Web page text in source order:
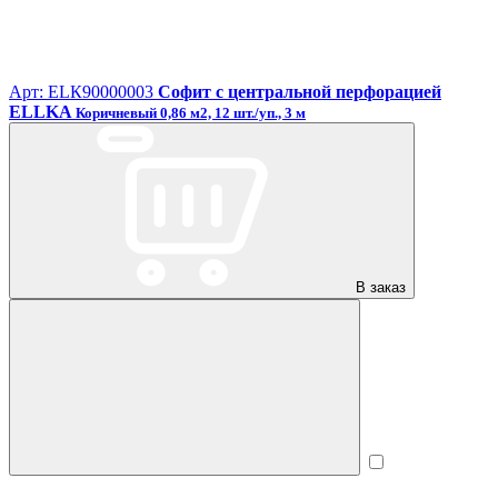
Арт: ЕLК90000003 Софит с центральной перфорацией
ELLKA Коричневый 0,86 м2, 12 шт./уп., 3 м
В заказ